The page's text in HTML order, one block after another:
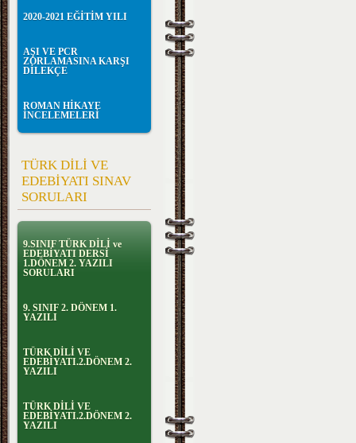
2020-2021 EĞİTİM YILI
AŞI VE PCR
ZORLAMASINA KARŞI
DİLEKÇE
ROMAN HİKAYE
İNCELEMELERİ
TÜRK DİLİ VE
EDEBİYATI SINAV
SORULARI
9.SINIF TÜRK DİLİ ve
EDEBİYATI DERSİ
1.DÖNEM 2. YAZILI
SORULARI
9. SINIF 2. DÖNEM 1.
YAZILI
TÜRK DİLİ VE
EDEBİYATI.2.DÖNEM 2.
YAZILI
TÜRK DİLİ VE
EDEBİYATI.2.DÖNEM 2.
YAZILI